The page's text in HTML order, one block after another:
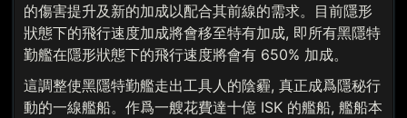
的傷害提升及新的加成以配合其前線的需求。目前隱形
狀態下的飛行速度加成將會移至特有加成, 即所有黑隱特
勤艦在隱形狀態下的飛行速度將會有 650% 加成。
這調整使黑隱特勤艦走出工具人的陰霾, 真正成爲隱秘行
動的一線艦船。作爲一艘花費達十億 ISK 的艦船, 艦船本